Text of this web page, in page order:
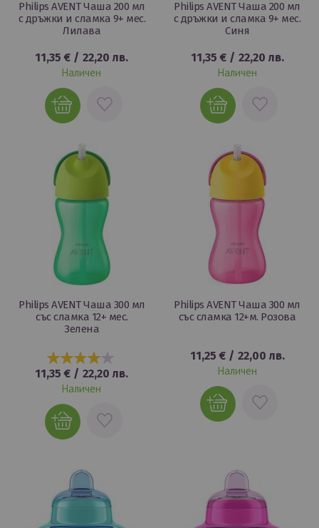
Philips AVENT Чаша 200 мл
с дръжки и сламка 9+ мес.
Лилава
11,35 € / 22,20 лв.
Наличен
ДОБАВИ
Philips AVENT Чаша 200 мл
с дръжки и сламка 9+ мес.
Синя
11,35 €/ 22,20 лв.
Наличен
ДОБАВИ
Philips AVENT Чаша 300 мл
със сламка 12+ мес.
Зелена
80%
11,35 € / 22,20 лв.
Наличен
ДОБАВИ
Philips AVENT Чаша 300 мл
със сламка 12+м. Розова
11,25 €/ 22,00 лв.
Наличен
ДОБАВИ